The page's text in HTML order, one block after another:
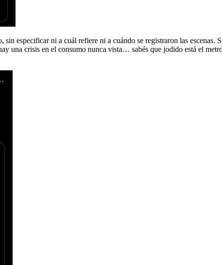
especificar ni a cuál refiere ni a cuándo se registraron las escenas.
una crisis en el consumo nunca vista… sabés que jodido está el